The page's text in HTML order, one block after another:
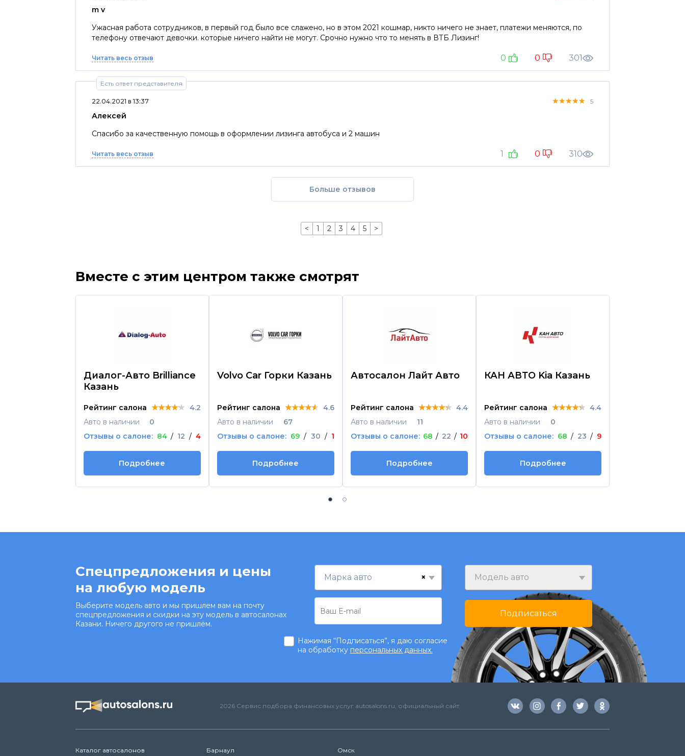
m v
Ужасная работа сотрудников, в первый год было все слажено, но в этом 2021 кошмар, никто ничего не знает, платежи меняются, по
телефону отвечают девочки. которые ничего найти не могут. Срочно нужно что то менять в ВТБ Лизинг!
Читать весь отзыв 0 0 301
Есть ответ представителя
22.04.2021 в 13:37 ★★★★★
★★★★★
★★★★★ 5
Алексей
Спасибо за качественную помощь в оформлении лизинга автобуса и 2 машин
Читать весь отзыв 1 0 310
Больше отзывов
< 1 2 3 4 5 >
Вместе с этим центром также смотрят
Диалог-Авто Brilliance
Казань
Рейтинг салона ★★★★★
★★★★★
★★★★★ 4.2
Авто в наличии
0
Отзывы о салоне: 84 / 12 / 4
Подробнее
Volvo Car Горки Казань
Рейтинг салона ★★★★★
★★★★★
★★★★★ 4.6
Авто в наличии
67
Отзывы о салоне: 69 / 30 / 1
Подробнее
Автосалон Лайт Авто
Рейтинг салона ★★★★★
★★★★★
★★★★★ 4.4
Авто в наличии
11
Отзывы о салоне: 68 / 22 / 10
Подробнее
КАН АВТО Kia Казань
Рейтинг салона ★★★★★
★★★★★
★★★★★ 4.4
Авто в наличии
0
Отзывы о салоне: 68 / 23 / 9
Подробнее
Спецпредложения и цены
на любую модель
Выберите модель авто и мы пришлем вам на почту
спецпредложения и скидки на эту модель в автосалонах
Казани. Ничего другого не пришлём.
×
Марка авто Модель авто
Подписаться
Нажимая “Подписаться”, я даю согласие
на обработку персональных данных.
2026 Сервис подбора финансовых услуг autosalons.ru, официальный сайт.
Каталог автосалонов Барнаул Омск